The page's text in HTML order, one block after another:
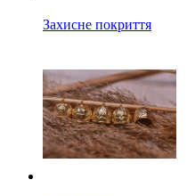
Захисне покриття